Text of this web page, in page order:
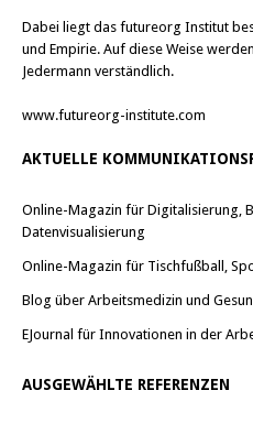
Dabei liegt das futureorg Institut
und Empirie. Auf diese Weise
Jedermann verständlich.
www.futureorg-institute.com
AKTUELLE
Online-Magazin für Digitalisierung,
Datenvisualisierung
Online-Magazin für Tischfußball,
Blog über Arbeitsmedizin und
EJournal für Innovationen in der
AUSGEWÄHLTE REFERENZEN